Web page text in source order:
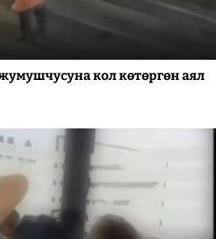
кол көтөргөн аял